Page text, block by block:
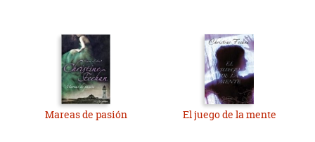
Mareas de pasión El juego de la mente